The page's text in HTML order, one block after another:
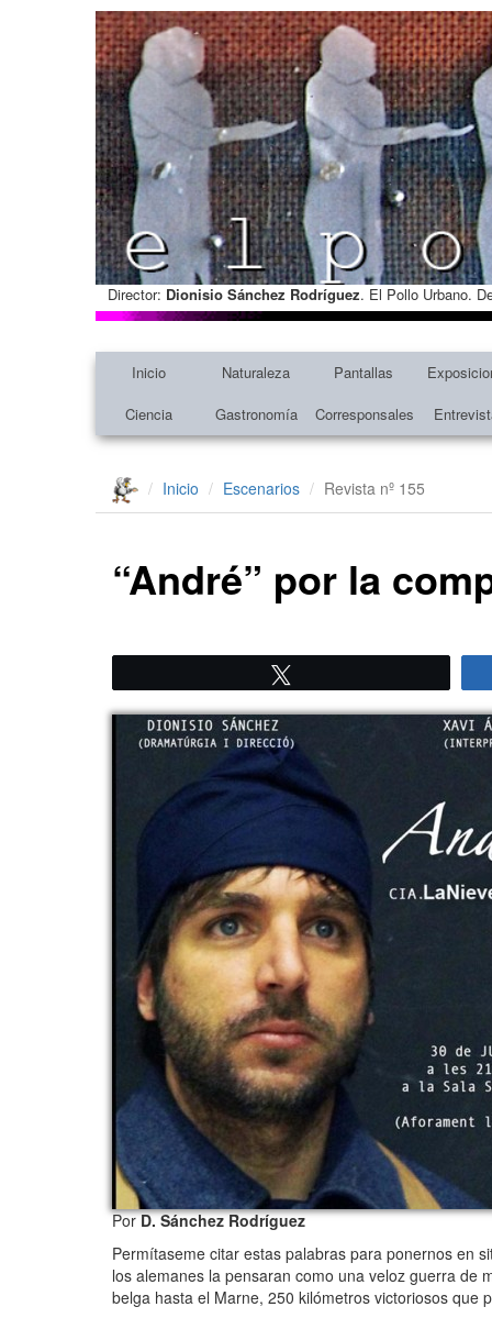
Director: Dionisio Sánchez Rodríguez. El Pollo Urbano.
Inicio Naturaleza Pantallas
Ciencia
Gastronomía Corresponsales
Inicio Escenarios Revista nº 155
“André” por la
PorD. Sánchez Rodríguez
Permítaseme citar estas palabras para ponernos en
los alemanes la pensaran como una veloz guerra de
belga hasta el Marne, 250 kilómetros victoriosos que